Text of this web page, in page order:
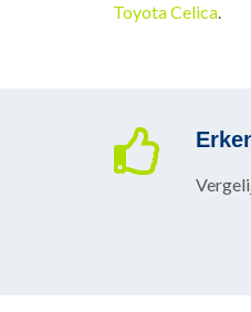
Toyota Celica.